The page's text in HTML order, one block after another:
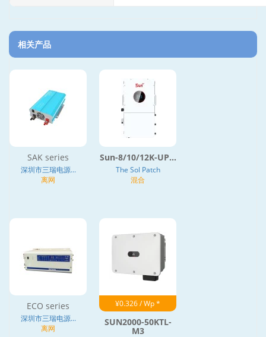
相关产品
SAK series
深圳市三瑞电源...
离网
Sun-8/10/12K-UP...
The Sol Patch
混合
ECO series
深圳市三瑞电源...
离网
¥0.326 / Wp *
SUN2000-50KTL-
M3